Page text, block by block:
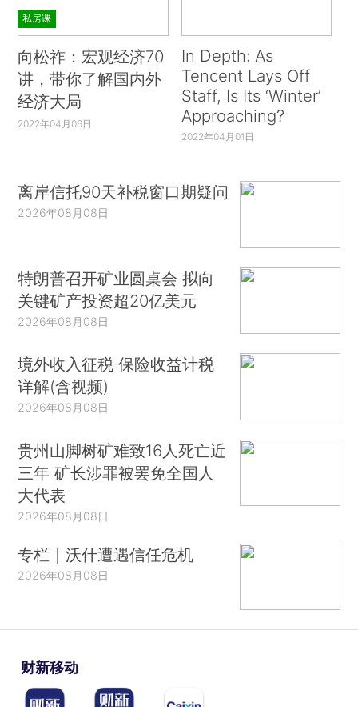
私房课
向松祚：宏观经济70
讲，带你了解国内外
经济大局
2022年04月06日
In Depth: As
Tencent Lays Off
Staff, Is Its ‘Winter’
Approaching?
2022年04月01日
离岸信托90天补税窗口期疑问
2026年08月08日
特朗普召开矿业圆桌会 拟向
关键矿产投资超20亿美元
2026年08月08日
境外收入征税 保险收益计税
详解(含视频)
2026年08月08日
贵州山脚树矿难致16人死亡近
三年 矿长涉罪被罢免全国人
大代表
2026年08月08日
专栏｜沃什遭遇信任危机
2026年08月08日
财新移动